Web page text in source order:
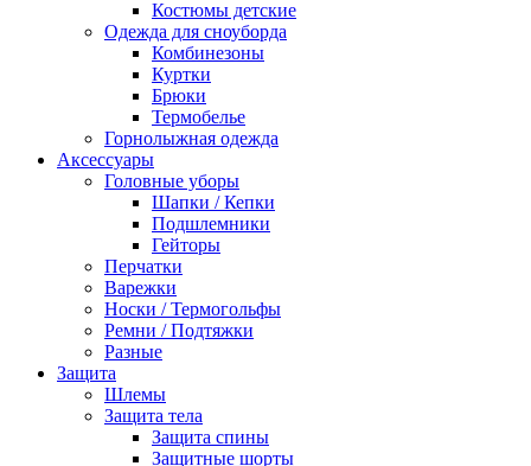
Костюмы детские
Одежда для сноуборда
Комбинезоны
Куртки
Брюки
Термобелье
Горнолыжная одежда
Аксессуары
Головные уборы
Шапки / Кепки
Подшлемники
Гейторы
Перчатки
Варежки
Носки / Термогольфы
Ремни / Подтяжки
Разные
Защита
Шлемы
Защита тела
Защита спины
Защитные шорты